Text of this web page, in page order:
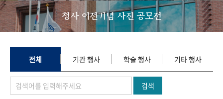
50+1 주년 기념
성과 50선 숫자로 보는 50년
세계와 함께 한 KIHASA
VR 역사관
청사 이전기념 사진 공모전
전체 기관 행사 학술 행사 기타 행사
검색